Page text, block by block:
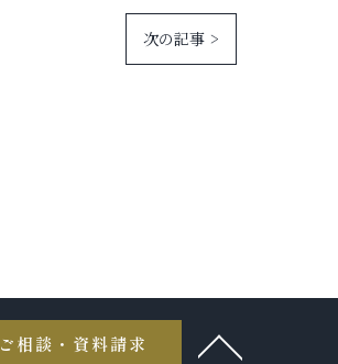
次の記事 >
ご相談・資料請求